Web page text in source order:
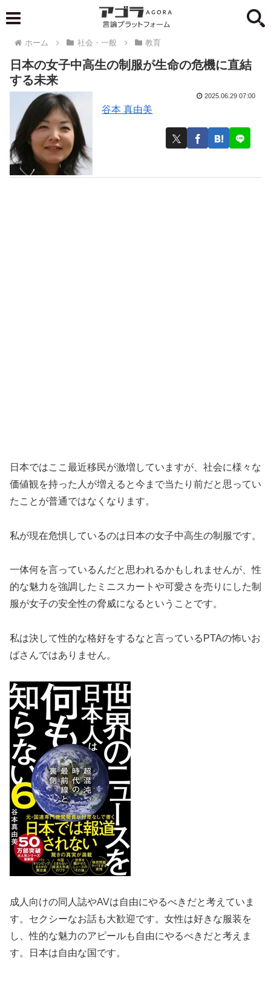
ホーム 社会・一般 教育
日本の女子中高生の制服が生命の危機に直結
する未来
谷本 真由美
2025.06.29 07:00
日本ではここ最近移民が激増していますが、社会に様々な
価値観を持った人が増えると今まで当たり前だと思ってい
たことが普通ではなくなります。
私が現在危惧しているのは日本の女子中高生の制服です。
一体何を言っているんだと思われるかもしれませんが、性
的な魅力を強調したミニスカートや可愛さを売りにした制
服が女子の安全性の脅威になるということです。
私は決して性的な格好をするなと言っているPTAの怖いお
ばさんではありません。
成人向けの同人誌やAVは自由にやるべきだと考えていま
す。セクシーなお話も大歓迎です。女性は好きな服装を
し、性的な魅力のアピールも自由にやるべきだと考えま
す。日本は自由な国です。